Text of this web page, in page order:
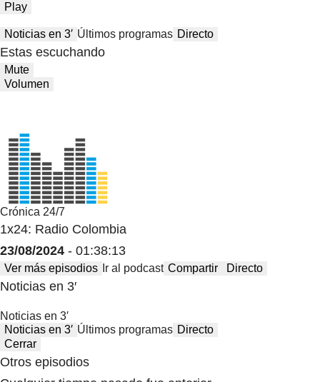
Play
Noticias en 3′ Últimos programas Directo
Estas escuchando
Mute
Volumen
Crónica 24/7
1x24: Radio Colombia
23/08/2024 - 01:38:13
Ver más episodios Ir al podcast Compartir Directo
Noticias en 3′
Noticias en 3′
Noticias en 3′ Últimos programas Directo
Cerrar
Otros episodios